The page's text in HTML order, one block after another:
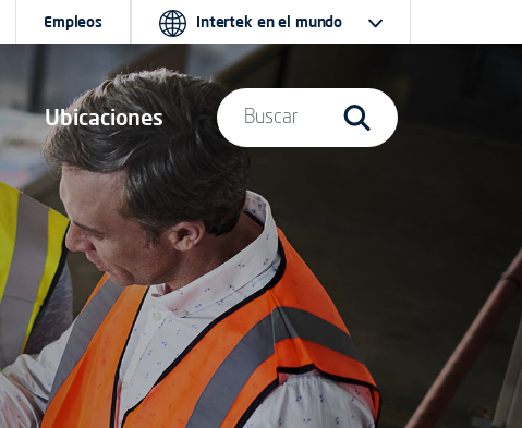
Ubicaciones
Empleos Intertek en el mundo
Buscar